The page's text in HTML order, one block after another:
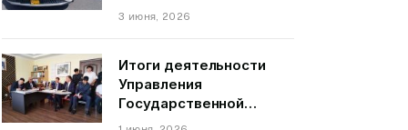
связанные с
средствами на
территории города
Душанбе
3 июня, 2026
Итоги деятельности
Управления
Государственной
службы по надзору и